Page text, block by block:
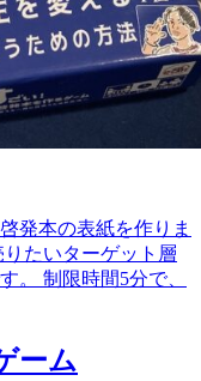
発本の表紙を作りま
たいターゲット層
。 制限時間5分で、